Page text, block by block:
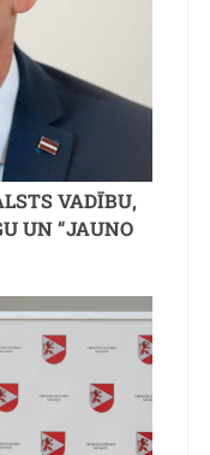
VADĪBU,
UN “JAUNO